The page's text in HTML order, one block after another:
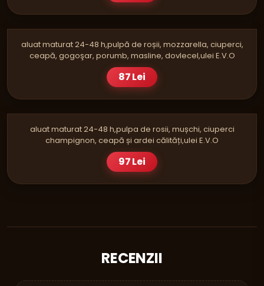
VEGETARIANA FAMILY
PIZZA
aluat maturat 24-48 h,pulpă de roșii, mozzarella, ciuperci,
ceapă, gogoşar, porumb, masline, dovlecel,ulei E.V.O
87 Lei
RUSTICA FAMILY
PIZZA
aluat maturat 24-48 h,pulpa de rosii, mușchi, ciuperci
champignon, ceapă și ardei călități,ulei E.V.O
97 Lei
RECENZII